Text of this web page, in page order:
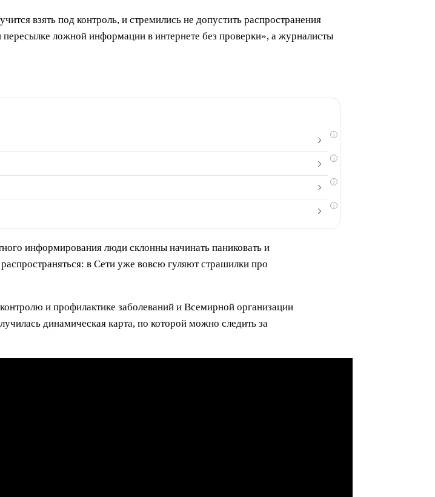
взять под контроль, и стремились не допустить распространения
ложной информации в интернете без проверки», а журналисты
i
i
i
i
информирования люди склонны начинать паниковать и
в Сети уже вовсю гуляют страшилки про
и профилактике заболеваний и Всемирной организации
динамическая карта, по которой можно следить за